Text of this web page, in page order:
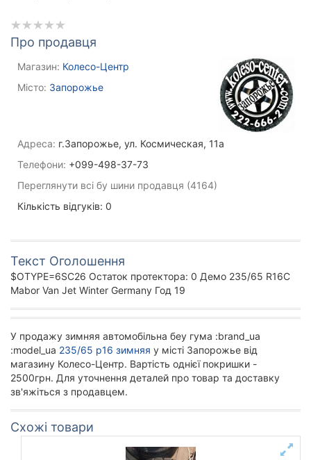
Про продавця
Магазин: Колесо-Центр
Місто: Запорожье
Адреса: г.Запорожье, ул. Космическая, 11а
Телефони: +099-498-37-73
Переглянути всі бу шини продавця (4164)
Кількість відгуків: 0
Текст Оголошення
$OTYPE=6SC26 Остаток протектора: 0 Демо 235/65 R16C
Mabor Van Jet Winter Germany Год 19
У продажу зимняя автомобільна беу гума :brand_ua
:model_ua 235/65 р16 зимняя у місті Запорожье від
магазину Колесо-Центр. Вартість однієї покришки -
2500грн. Для уточнення деталей про товар та доставку
зв'яжіться з продавцем.
Схожі товари